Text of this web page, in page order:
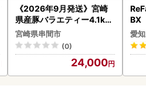
《2026年9月発送》宮崎
県産豚バラエティー4.1kg
セット_K033-057-2609
宮崎県串間市
(0)
24,000
BX
ー
ファ
愛